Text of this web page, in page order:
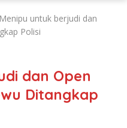
Menipu untuk berjudi dan
Polisi
dan Open
Ditangkap